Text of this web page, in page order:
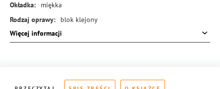
Okładka:
miękka
Rodzaj oprawy:
blok klejony
ISBN:
978-83-288-0591-0
Więcej informacji